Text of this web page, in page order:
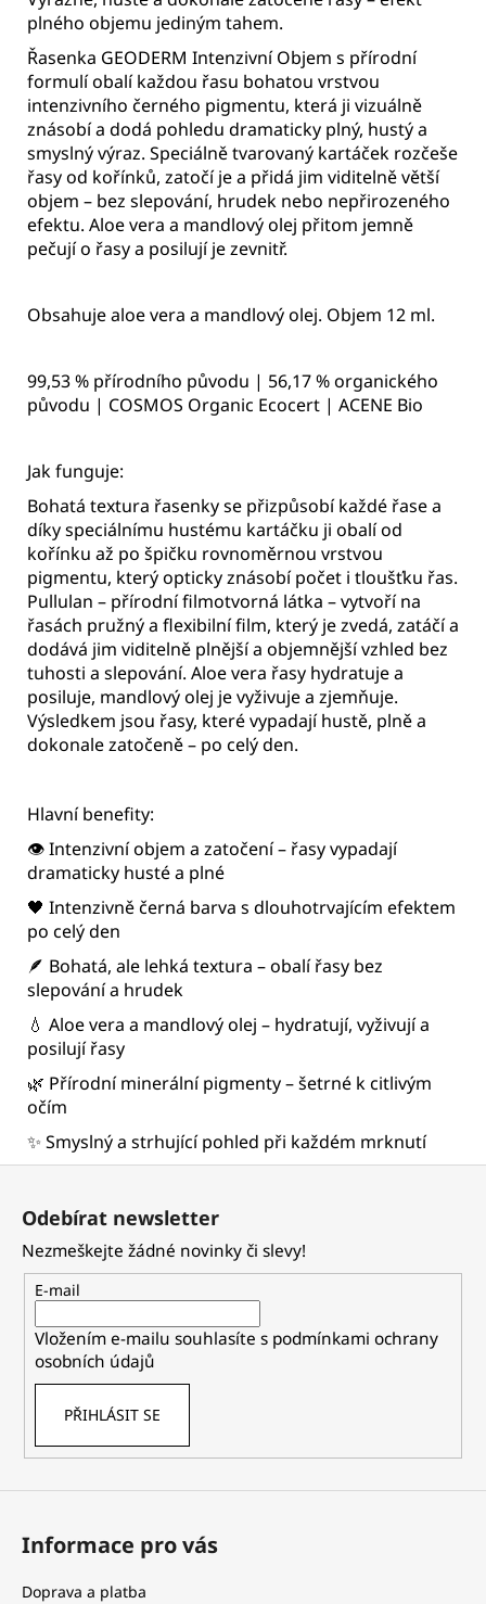
plného objemu jediným tahem.
Řasenka GEODERM Intenzivní Objem s přírodní
formulí obalí každou řasu bohatou vrstvou
intenzivního černého pigmentu, která ji vizuálně
znásobí a dodá pohledu dramaticky plný, hustý a
smyslný výraz. Speciálně tvarovaný kartáček rozčeše
řasy od kořínků, zatočí je a přidá jim viditelně větší
objem – bez slepování, hrudek nebo nepřirozeného
efektu. Aloe vera a mandlový olej přitom jemně
pečují o řasy a posilují je zevnitř.
Obsahuje aloe vera a mandlový olej. Objem 12 ml.
99,53 % přírodního původu | 56,17 % organického
původu | COSMOS Organic Ecocert | ACENE Bio
Jak funguje:
Bohatá textura řasenky se přizpůsobí každé řase a
díky speciálnímu hustému kartáčku ji obalí od
kořínku až po špičku rovnoměrnou vrstvou
pigmentu, který opticky znásobí počet i tloušťku řas.
Pullulan – přírodní filmotvorná látka – vytvoří na
řasách pružný a flexibilní film, který je zvedá, zatáčí a
dodává jim viditelně plnější a objemnější vzhled bez
tuhosti a slepování. Aloe vera řasy hydratuje a
posiluje, mandlový olej je vyživuje a zjemňuje.
Výsledkem jsou řasy, které vypadají hustě, plně a
dokonale zatočeně – po celý den.
Hlavní benefity:
👁️ Intenzivní objem a zatočení – řasy vypadají
dramaticky husté a plné
🖤 Intenzivně černá barva s dlouhotrvajícím efektem
po celý den
🪶 Bohatá, ale lehká textura – obalí řasy bez
slepování a hrudek
💧 Aloe vera a mandlový olej – hydratují, vyživují a
posilují řasy
🌿 Přírodní minerální pigmenty – šetrné k citlivým
očím
✨ Smyslný a strhující pohled při každém mrknutí
Z
Odebírat newsletter
Nezmeškejte žádné novinky či slevy!
E-mail
Vložením e-mailu souhlasíte s podmínkami ochrany
osobních údajů
PŘIHLÁSIT SE
Informace pro vás
Doprava a platba